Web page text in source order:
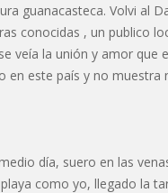
guanacasteca. Volvi al
conocidas , un publico
veía la unión y amor que
en este país y no muestra
día, suero en las
como yo, llegado la